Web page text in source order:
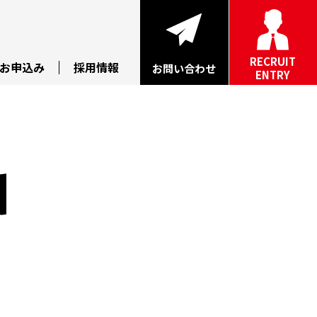
申込み 採用情報 お問い合わせ
RECRUIT
ENTRY